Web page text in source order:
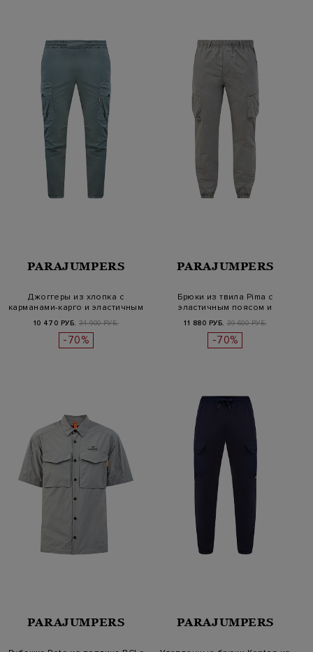
PARAJUMPERS
Джоггеры из хлопка с
карманами-карго и эластичным
пояс…
10 470 РУБ. 34 900 РУБ.
-70%
PARAJUMPERS
Брюки из твила Pima с
эластичным поясом и
карманами-ка…
11 880 РУБ. 39 600 РУБ.
-70%
PARAJUMPERS PARAJUMPERS